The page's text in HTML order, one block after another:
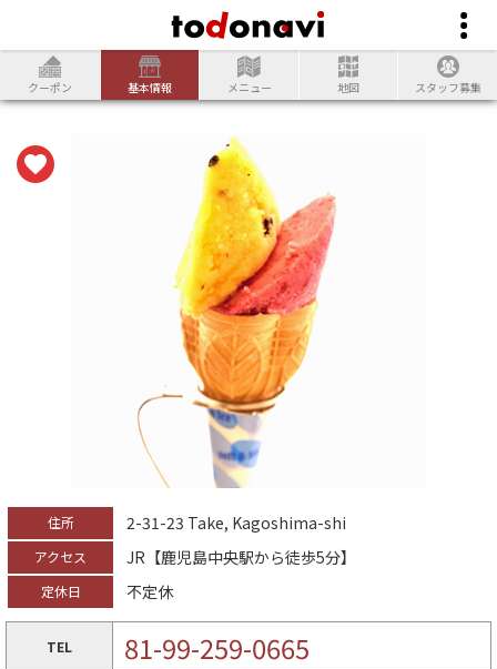
クーポン 基本情報 メニュー 地図 スタッフ募集
住所 2-31-23 Take, Kagoshima-shi
アクセス JR【鹿児島中央駅から徒歩5分】
定休日 不定休
TEL 81-99-259-0665